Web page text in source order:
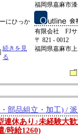
にひっか
続きを見
る
福岡県嘉麻市
有限会社 FJサ
〒 821 - 0012
福岡県嘉麻市
部品組立・加工) /
連休あり♪未経験大
/時給1260)